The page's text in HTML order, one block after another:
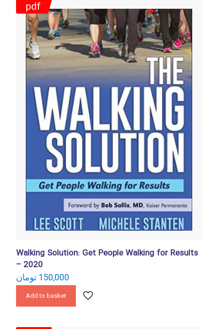
Walking Solution: Get People Walking for Results
– 2020
150,000 تومان
Add to basket
pdf